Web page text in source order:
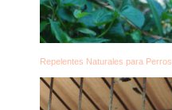
Repelentes Naturales para Perros